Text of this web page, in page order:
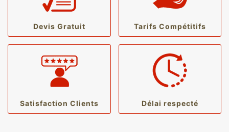
Devis Gratuit Tarifs Compétitifs
Satisfaction Clients Délai respecté